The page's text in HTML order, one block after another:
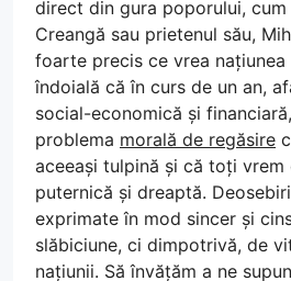
direct din gura poporului,
Creangă sau prietenul său,
foarte precis ce vrea națiunea
îndoială că în curs de un an,
social-economică și
problema morală de regăsire
aceeași tulpină și că toți vrem
puternică și dreaptă.
exprimate în mod sincer și
slăbiciune, ci dimpotrivă, de
națiunii. Să învățăm a ne